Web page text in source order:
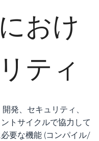
おけ
ティ
発、セキュリティ、
トサイクルで協力して
要な機能 (コンパイル/